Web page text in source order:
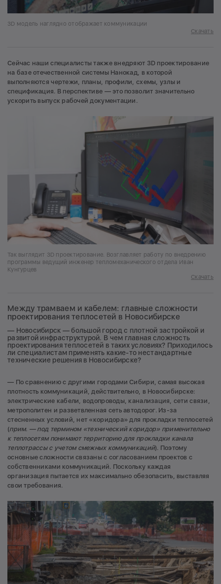
3D модель наглядно отображает коммуникации
Скачать
Сейчас наши специалисты также внедряют 3D проектирование
на базе отечественной системы Нанокад, в которой
выполняются чертежи, планы, профили, схемы, узлы и
спецификация. В перспективе — это позволит значительно
ускорить выпуск рабочей документации.
Так выглядит 3D проектирование. Возглавляет работу по внедрению
программы ведущий инженер тепломеханического отдела Иван
Кунгурцев
Скачать
Между трамваем и кабелем: главные сложности
проектирования теплосетей в Новосибирске
— Новосибирск — большой город с плотной застройкой и
развитой инфраструктурой. В чем главная сложность
проектирования теплосетей в таких условиях? Приходилось
ли специалистам применять какие-то нестандартные
технические решения в Новосибирске?
— По сравнению с другими городами Сибири, самая высокая
плотность коммуникаций, действительно, в Новосибирске:
электрические кабели, водопроводы, канализация, сети связи,
метрополитен и разветвленная сеть автодорог. Из-за
стесненных условий, нет «коридора» для прокладки теплосетей
(прим. — под термином «технический коридор» применительно
к теплосетям понимают территорию для прокладки канала
теплотрассы с учетом смежных коммуникаций). Поэтому
основные сложности связаны с согласованием проектов с
собственниками коммуникаций. Поскольку каждая
организация пытается их максимально обезопасить, выставляя
свои требования.